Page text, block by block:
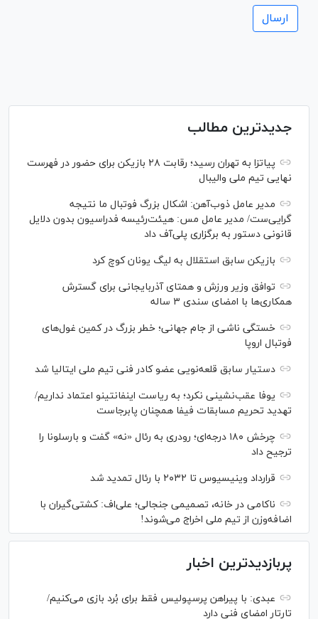
جدیدترین مطالب
پیاتزا به تهران رسید؛ رقابت ۲۸ بازیکن برای حضور در فهرست
نهایی تیم ملی والیبال
مدیر عامل ذوب‌آهن: اشکال بزرگ فوتبال ما نتیجه
گرایی‌ست/ مدیر عامل مس: هیئت‌رئیسه فدراسیون بدون دلایل
قانونی دستور به برگزاری پلی‌آف داد
بازیکن سابق استقلال به لیگ یونان کوچ کرد
توافق وزیر ورزش و همتای آذربایجانی برای گسترش
همکاری‌ها با امضای سندی ۳ ساله
خستگی ناشی از جام جهانی؛ خطر بزرگ در کمین غول‌های
فوتبال اروپا
دستیار سابق قلعه‌نویی عضو کادر فنی تیم ملی ایتالیا شد
یوفا عقب‌نشینی نکرد؛ به ریاست اینفانتینو اعتماد نداریم/
تهدید تحریم مسابقات فیفا همچنان پابرجاست
چرخش ۱۸۰ درجه‌ای؛ رودری به رئال «نه» گفت و بارسلونا را
ترجیح داد
قرارداد وینیسیوس تا ۲۰۳۲ با رئال‌ تمدید شد
ناکامی در خانه، تصمیمی جنجالی؛ علی‌اف: کشتی‌گیران با
اضافه‌وزن از تیم ملی اخراج می‌شوند!
پربازدیدترین اخبار
عبدی: با پیراهن پرسپولیس فقط برای بُرد بازی می‌کنیم/
تارتار امضای فنی دارد